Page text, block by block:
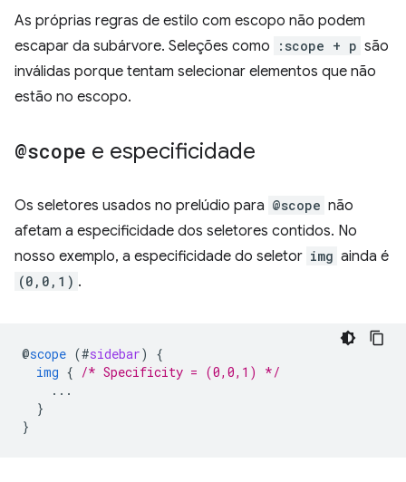
As próprias regras de estilo com escopo não podem
escapar da subárvore. Seleções como
:scope + p são
inválidas porque tentam selecionar elementos que não
estão no escopo.
@scope e especificidade
Os seletores usados no prelúdio para @scope não
afetam a especificidade dos seletores contidos. No
nosso exemplo, a especificidade do seletor img ainda é
(0,0,1) .
@scope (#sidebar)
{
img { /* Specificity = (0,0,1) */
...
}
}